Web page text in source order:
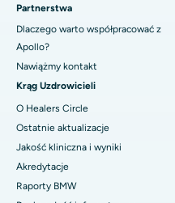
Najlepszy szpital w
Najlepszy szpital w Arepally,
Najlepszy szpital w Arera
Najlepszy szpital w
Najlepszy szpital w KK
Najlepszy szpital w Ramji
Partnerstwa
Dlaczego warto współpracować z
Apollo?
Nawiążmy kontakt
Krąg Uzdrowicieli
O Healers Circle
Ostatnie aktualizacje
Jakość kliniczna i wyniki
Akredytacje
Raporty BMW